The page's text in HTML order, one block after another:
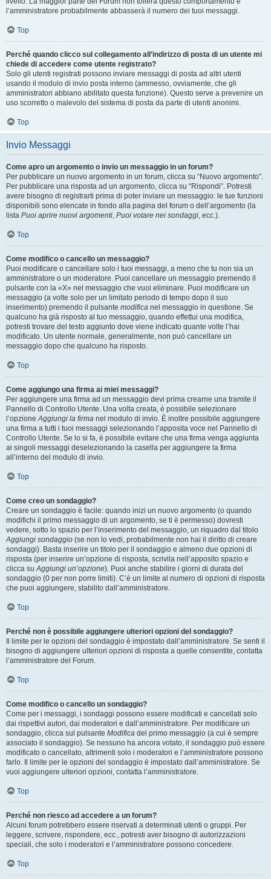
l’amministratore probabilmente abbasserà il numero dei tuoi messaggi.
Top
Perché quando clicco sul collegamento all’indirizzo di posta di un utente mi
chiede di accedere come utente registrato?
Solo gli utenti registrati possono inviare messaggi di posta ad altri utenti
usando il modulo di invio posta interno (ammesso, ovviamente, che gli
amministratori abbiano abilitato questa funzione). Questo serve a prevenire un
uso scorretto o malevolo del sistema di posta da parte di utenti anonimi.
Top
Invio Messaggi
Come apro un argomento o invio un messaggio in un forum?
Per pubblicare un nuovo argomento in un forum, clicca su “Nuovo argomento”.
Per pubblicare una risposta ad un argomento, clicca su “Rispondi”. Potresti
avere bisogno di registrarti prima di poter inviare un messaggio: le tue funzioni
disponibili sono elencate in fondo alla pagina del forum o dell’argomento (la
lista Puoi aprire nuovi argomenti, Puoi votare nei sondaggi, ecc.).
Top
Come modifico o cancello un messaggio?
Puoi modificare o cancellare solo i tuoi messaggi, a meno che tu non sia un
amministratore o un moderatore. Puoi cancellare un messaggio premendo il
pulsante con la «X» nel messaggio che vuoi eliminare. Puoi modificare un
messaggio (a volte solo per un limitato periodo di tempo dopo il suo
inserimento) premendo il pulsante modifica nel messaggio in questione. Se
qualcuno ha già risposto al tuo messaggio, quando effettui una modifica,
potresti trovare del testo aggiunto dove viene indicato quante volte l’hai
modificato. Un utente normale, generalmente, non può cancellare un
messaggio dopo che qualcuno ha risposto.
Top
Come aggiungo una firma ai miei messaggi?
Per aggiungere una firma ad un messaggio devi prima crearne una tramite il
Pannello di Controllo Utente. Una volta creata, è possibile selezionare
l’opzioneAggiungi la firma nel modulo di invio. È inoltre possibile aggiungere
una firma a tutti i tuoi messaggi selezionando l’apposita voce nel Pannello di
Controllo Utente. Se lo si fa, è possibile evitare che una firma venga aggiunta
ai singoli messaggi deselezionando la casella per aggiungere la firma
all’interno del modulo di invio.
Top
Come creo un sondaggio?
Creare un sondaggio è facile: quando inizi un nuovo argomento (o quando
modifichi il primo messaggio di un argomento, se ti è permesso) dovresti
vedere, sotto lo spazio per l’inserimento del messaggio, un riquadro dal titolo
Aggiungi sondaggio (se non lo vedi, probabilmente non hai il diritto di creare
sondaggi). Basta inserire un titolo per il sondaggio e almeno due opzioni di
risposta (per inserire un’opzione di risposta, scrivila nell’apposito spazio e
clicca suAggiungi un’opzione). Puoi anche stabilire i giorni di durata del
sondaggio (0 per non porre limiti). C’è un limite al numero di opzioni di risposta
che puoi aggiungere, stabilito dall’amministratore.
Top
Perché non è possibile aggiungere ulteriori opzioni del sondaggio?
Il limite per le opzioni del sondaggio è impostato dall’amministratore. Se senti il
bisogno di aggiungere ulteriori opzioni di risposta a quelle consentite, contatta
l’amministratore del Forum.
Top
Come modifico o cancello un sondaggio?
Come per i messaggi, i sondaggi possono essere modificati e cancellati solo
dai rispettivi autori, dai moderatori e dall’amministratore. Per modificare un
sondaggio, clicca sul pulsante Modifica del primo messaggio (a cui è sempre
associato il sondaggio). Se nessuno ha ancora votato, il sondaggio può essere
modificato o cancellato, altrimenti solo i moderatori e l’amministratore possono
farlo. Il limite per le opzioni del sondaggio è impostato dall’amministratore. Se
vuoi aggiungere ulteriori opzioni, contatta l’amministratore.
Top
Perché non riesco ad accedere a un forum?
Alcuni forum potrebbero essere riservati a determinati utenti o gruppi. Per
leggere, scrivere, rispondere, ecc., potresti aver bisogno di autorizzazioni
speciali, che solo i moderatori e l’amministratore possono concedere.
Top